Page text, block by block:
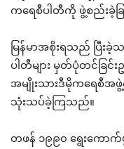
ကရေစီပါတီကို ဖွဲ့စည်းခဲ့ခ
မြန်မာအစိုးရသည် ပြီ
ပါတီများ မှတ်ပုံတင်ခြင်
အမျိုးသားဒီမိုကရေစီ
သုံးသပ်ခဲ့ကြသည်။
တဖန် ၁၉၉၀ ရွေးကော